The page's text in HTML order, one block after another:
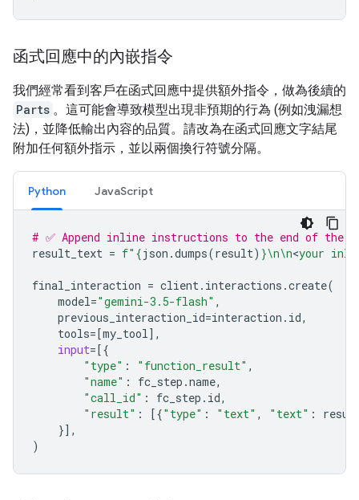
函式回應中的內嵌指令
我們經常看到客戶在函式回應中提供額外指令，做為後續的
Parts 。這可能會導致模型出現非預期的行為 (例如洩漏想
法)，並降低輸出內容的品質。請改為在函式回應文字結尾
附加任何額外指示，並以兩個換行符號分隔。
Python JavaScript
# ✅ Append inline instructions to the end of the
result_text = f" {json .dumps(result) }\n\n<your
final_interaction = client. interactions .create(
model="gemini-3.5-flash" ,
previous_interaction_id=interaction . id,
tools=[my_tool],
input=[{
"type" : "function_result" ,
"name" : fc_step .name,
"call_id" : fc_step . id,
"result" : [{"type" : "text" , "text" :
}],
)